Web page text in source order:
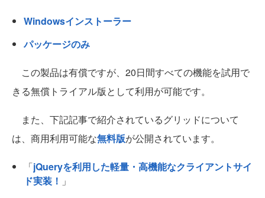
Windowsインストーラー
パッケージのみ
この製品は有償ですが、20日間すべての機能を試用で
きる無償トライアル版として利用が可能です。
また、下記記事で紹介されているグリッドについて
は、商用利用可能な無料版が公開されています。
「jQueryを利用した軽量・高機能なクライアントサイ
ド実装！ 」